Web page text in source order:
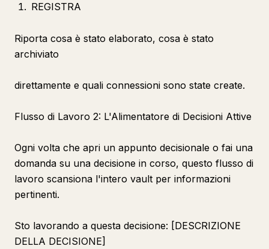
REGISTRA
Riporta cosa è stato elaborato, cosa è stato
archiviato
direttamente e quali connessioni sono state create.
Flusso di Lavoro 2: L'Alimentatore di Decisioni Attive
Ogni volta che apri un appunto decisionale o fai una
domanda su una decisione in corso, questo flusso di
lavoro scansiona l'intero vault per informazioni
pertinenti.
Sto lavorando a questa decisione: [DESCRIZIONE
DELLA DECISIONE]